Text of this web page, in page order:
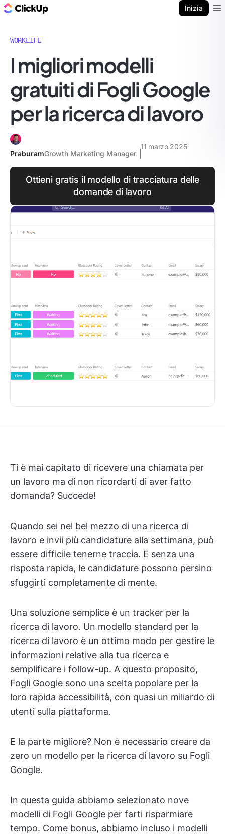
Inizia
WORKLIFE
I migliori modelli
gratuiti di Fogli Google
per la ricerca di lavoro
PraburamGrowth Marketing Manager
11 marzo 2025
Ottieni gratis il modello di tracciatura delle
domande di lavoro
Ti è mai capitato di ricevere una chiamata per
un lavoro ma di non ricordarti di aver fatto
domanda? Succede!
Quando sei nel bel mezzo di una ricerca di
lavoro e invii più candidature alla settimana, può
essere difficile tenerne traccia. E senza una
risposta rapida, le candidature possono persino
sfuggirti completamente di mente.
Una soluzione semplice è un tracker per la
ricerca di lavoro. Un modello standard per la
ricerca di lavoro è un ottimo modo per gestire le
informazioni relative alla tua ricerca e
semplificare i follow-up. A questo proposito,
Fogli Google sono una scelta popolare per la
loro rapida accessibilità, con quasi un miliardo di
utenti sulla piattaforma.
E la parte migliore? Non è necessario creare da
zero un modello per la ricerca di lavoro su Fogli
Google.
In questa guida abbiamo selezionato nove
modelli di Fogli Google per farti risparmiare
tempo. Come bonus, abbiamo incluso i modelli